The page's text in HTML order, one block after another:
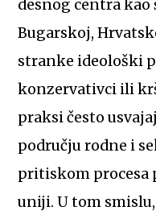
desnog centra kao
Bugarskoj,
stranke ideološki
konzervativci ili
praksi često
području rodne i
pritiskom procesa
uniji. U tom